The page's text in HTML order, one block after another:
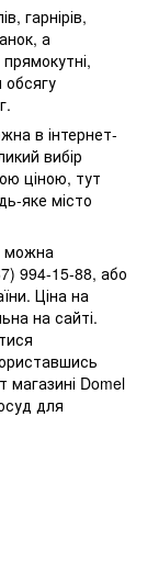
гарнірів,
а
прямокутні,
обсягу
в інтернет-
вибір
ціною, тут
яке місто
можна
994-15-88, або
Ціна на
на сайті.
магазині Domel
для